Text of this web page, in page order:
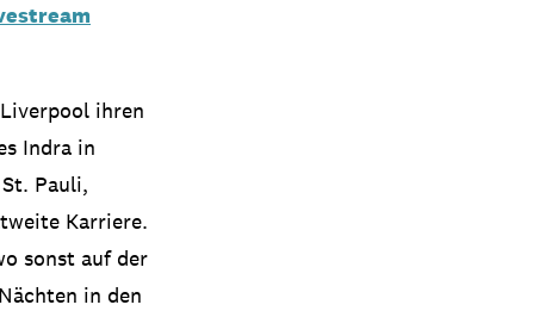
ihren
Indra in
Pauli,
Karriere.
sonst auf der
in den